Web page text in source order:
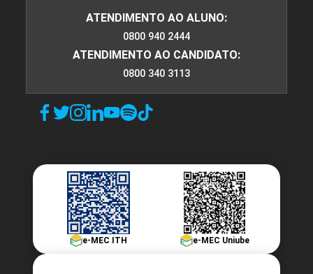
ATENDIMENTO AO ALUNO:
0800 940 2444
ATENDIMENTO AO CANDIDATO:
0800 340 3113
e-MEC ITH e-MEC Uniube